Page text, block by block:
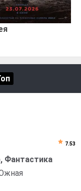
Фантастика
7.53